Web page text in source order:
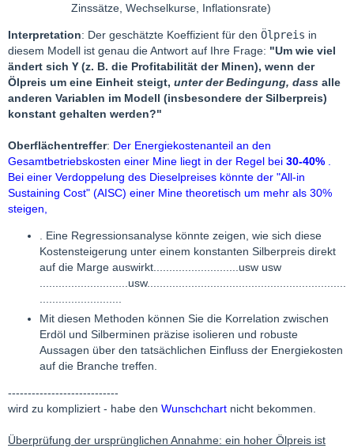
Zinssätze, Wechselkurse, Inflationsrate)
Interpretation: Der geschätzte Koeffizient für den Ölpreis in
diesem Modell ist genau die Antwort auf Ihre Frage: "Um wie viel
ändert sich Y(z. B. die Profitabilität der Minen), wenn der
Ölpreis um eine Einheit steigt, unter der Bedingung, dass alle
anderen Variablen im Modell (insbesondere der Silberpreis)
konstant gehalten werden?"
Oberflächentreffer: Der Energiekostenanteil an den
Gesamtbetriebskosten einer Mine liegt in der Regel bei 30-40%
Bei einer Verdoppelung des Dieselpreises könnte der "All-in
Sustaining Cost" (AISC) einer Mine theoretisch um mehr als 30%
steigen,
. Eine Regressionsanalyse könnte zeigen, wie sich diese
Kostensteigerung unter einem konstanten Silberpreis direkt
auf die Marge auswirkt...........................usw usw
............................usw...............................................................
Mit diesen Methoden können Sie die Korrelation zwischen
Erdöl und Silberminen präzise isolieren und robuste
Aussagen über den tatsächlichen Einfluss der Energiekosten
auf die Branche treffen.
----------------------------
wird zu kompliziert - habe den Wunschchart nicht bekommen.
Überprüfung der ursprünglichen Annahme: ein hoher Ölpreis ist